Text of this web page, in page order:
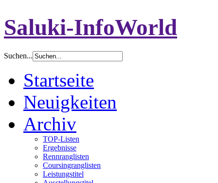
Saluki-InfoWorld
Suchen...
Startseite
Neuigkeiten
Archiv
TOP-Listen
Ergebnisse
Rennranglisten
Coursingranglisten
Leistungstitel